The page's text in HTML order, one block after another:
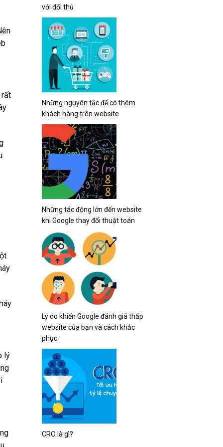
rất
lý
với đối thủ
Những nguyên tắc để có thêm
khách hàng trên website
Những tác động lớn đến website
khi Google thay đổi thuật toán
Lý do khiến Google đánh giá thấp
website của bạn và cách khắc
phục
CRO là gì?